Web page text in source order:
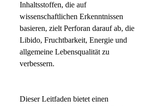
Inhaltsstoffen, die auf
wissenschaftlichen Erkenntnissen
basieren, zielt Perforan darauf ab, die
Libido, Fruchtbarkeit, Energie und
allgemeine Lebensqualität zu
verbessern.
Dieser Leitfaden bietet einen